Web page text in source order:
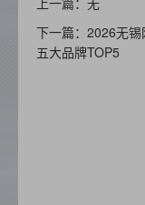
下一篇：2026无
五大品牌TOP5